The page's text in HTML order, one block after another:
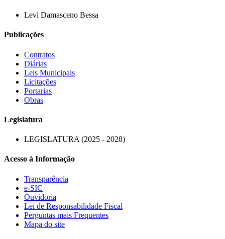
Levi Damasceno Bessa
Publicações
Contratos
Diárias
Leis Municipais
Licitações
Portarias
Obras
Legislatura
LEGISLATURA (2025 - 2028)
Acesso à Informação
Transparência
e-SIC
Ouvidoria
Lei de Responsabilidade Fiscal
Perguntas mais Frequentes
Mapa do site